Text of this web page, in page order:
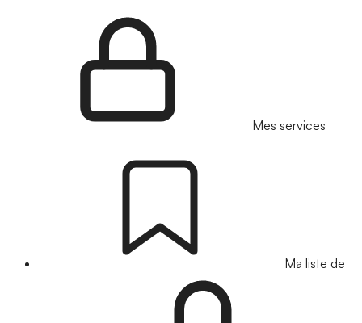
Mes services
Ma liste de